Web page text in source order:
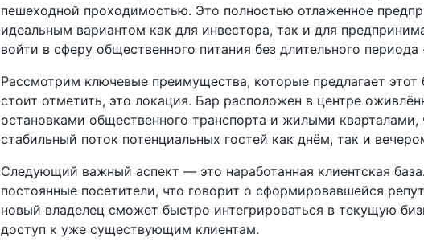
пешеходной проходимостью. Это полностью отлаженное
идеальным вариантом как для инвестора, так и для
войти в сферу общественного питания без длительного
Рассмотрим ключевые преимущества, которые предлагает этот
стоит отметить, это локация. Бар расположен в центре
остановками общественного транспорта и жилыми кварталами,
стабильный поток потенциальных гостей как днём, так и
Следующий важный аспект — это наработанная клиентская
постоянные посетители, что говорит о сформировавшейся
новый владелец сможет быстро интегрироваться в текущую
доступ к уже существующим клиентам.